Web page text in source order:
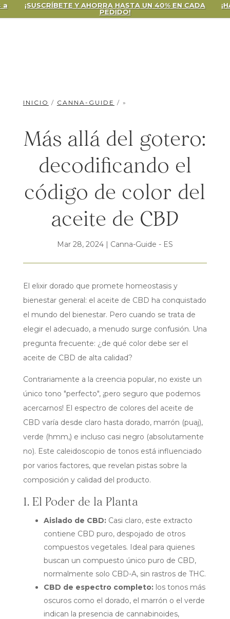
¡SUSCRÍBETE Y AHORRA HASTA UN 40% EN CADA
PEDIDO!
¡HAGA
INICIO / CANNA-GUIDE / »
Más allá del gotero:
decodificando el
código de color del
aceite de CBD
Mar 28, 2024| Canna-Guide - ES
El elixir dorado que promete homeostasis y
bienestar general: el aceite de CBD ha conquistado
el mundo del bienestar. Pero cuando se trata de
elegir el adecuado, a menudo surge confusión. Una
pregunta frecuente: ¿de qué color debe ser el
aceite de CBD de alta calidad?
Contrariamente a la creencia popular, no existe un
único tono "perfecto", ¡pero seguro que podemos
acercarnos! El espectro de colores del aceite de
CBD varía desde claro hasta dorado, marrón (puaj),
verde (hmm,) e incluso casi negro (absolutamente
no). Este caleidoscopio de tonos está influenciado
por varios factores, que revelan pistas sobre la
composición y calidad del producto.
1. El Poder de la Planta
Aislado de CBD:Casi claro, este extracto
contiene CBD puro, despojado de otros
compuestos vegetales. Ideal para quienes
buscan un compuesto único puro de CBD,
normalmente solo CBD-A, sin rastros de THC.
CBD de espectro completo:los tonos más
oscuros como el dorado, el marrón o el verde
indican la presencia de cannabinoides,